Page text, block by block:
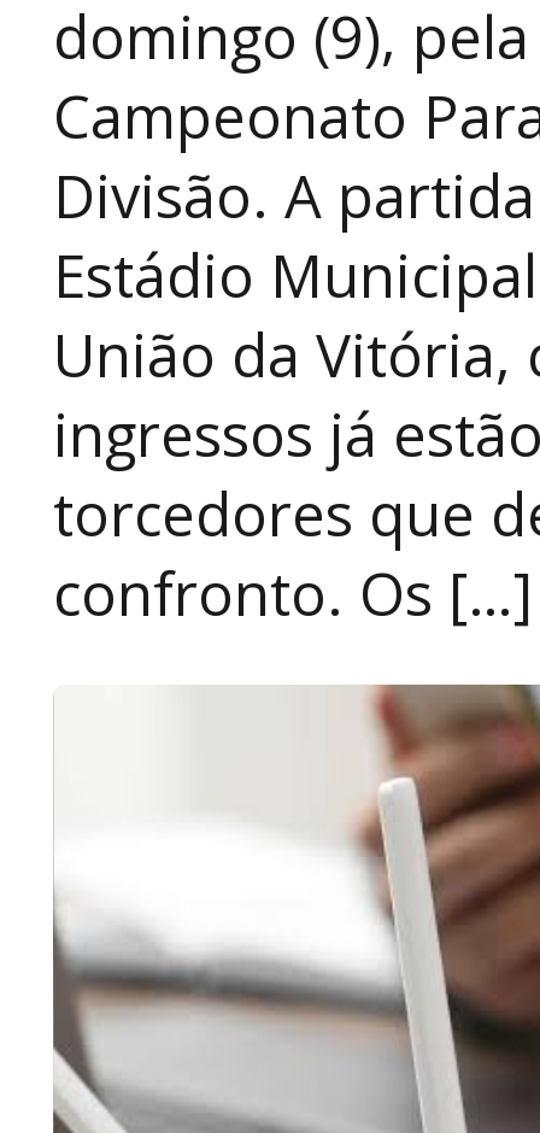
domingo (9),
Campeonato
Divisão. A
Estádio
União da Vitória,
ingressos já
torcedores que
confronto. Os […]